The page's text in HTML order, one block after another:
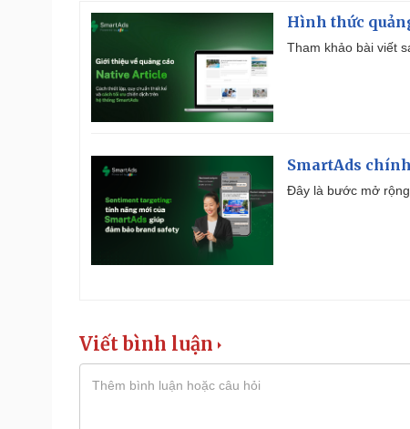
Hình thức
Tham khảo bài viết
SmartAds
Đây là bước mở
Viết bình luận